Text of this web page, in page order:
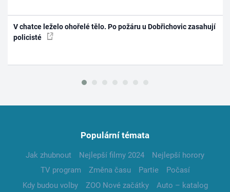
V chatce leželo ohořelé tělo. Po požáru u Dobřichovic zasahují
policisté
Populární témata
Jak zhubnout Nejlepší filmy 2024
Nejlepší horory
TV program
Změna času Partie
Počasí
Kdy budou volby
ZOO Nové začátky
Auto – katalog